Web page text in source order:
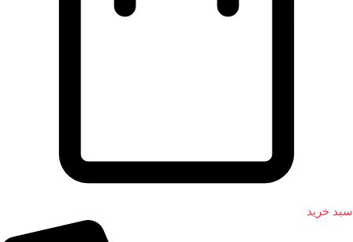
سبد خرید